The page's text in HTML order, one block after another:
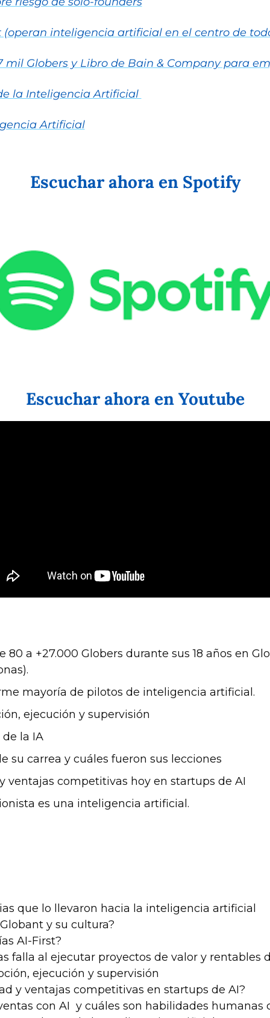
inteligencia artificial en el centro de
mil Globers y Libro de Bain & Company para
la Inteligencia Artificial
Artificial
Escuchar ahora en Spotify
Escuchar ahora en Youtube
80 a +27.000 Globers durante sus 18 años en
mayoría de pilotos de inteligencia artificial.
ejecución y supervisión
la IA
su carrea y cuáles fueron sus lecciones
ventajas competitivas hoy en startups de AI
es una inteligencia artificial.
que lo llevaron hacia la inteligencia artificial
y su cultura?
AI-First?
falla al ejecutar proyectos de valor y rentables
ejecución y supervisión
y ventajas competitivas en startups de AI?
con AI  y cuáles son habilidades